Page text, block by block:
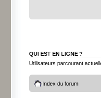
QUI EST EN LIGNE ?
Utilisateurs parcourant
Index du forum